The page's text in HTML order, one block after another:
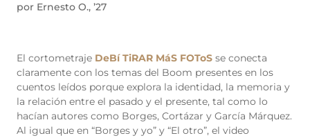
por Ernesto O., ’27
El cortometraje DeBí TiRAR MáS FOToS se conecta
claramente con los temas del Boom presentes en los
cuentos leídos porque explora la identidad, la memoria y
la relación entre el pasado y el presente, tal como lo
hacían autores como Borges, Cortázar y García Márquez.
Al igual que en “Borges y yo” y “El otro”, el video